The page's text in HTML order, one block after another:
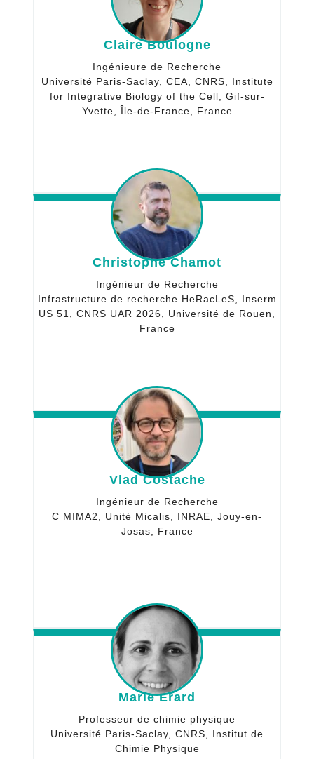
Claire Boulogne
Ingénieure de Recherche
Université Paris-Saclay, CEA, CNRS, Institute
for Integrative Biology of the Cell, Gif-sur-
Yvette, Île-de-France, France
Christophe Chamot
Ingénieur de Recherche
Infrastructure de recherche HeRacLeS, Inserm
US 51, CNRS UAR 2026, Université de Rouen,
France
Vlad Costache
Ingénieur de Recherche
C MIMA2, Unité Micalis, INRAE, Jouy-en-
Josas, France
Marie Erard
Professeur de chimie physique
Université Paris-Saclay, CNRS, Institut de
Chimie Physique